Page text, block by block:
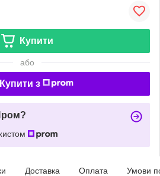
Купити
або
Купити з
Доставка Оплата Умови